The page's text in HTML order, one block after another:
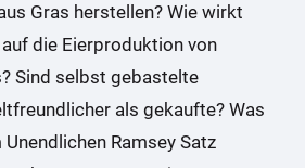
Gras herstellen? Wie wirkt
die Eierproduktion von
Sind selbst gebastelte
als gekaufte? Was
Ramsey Satz